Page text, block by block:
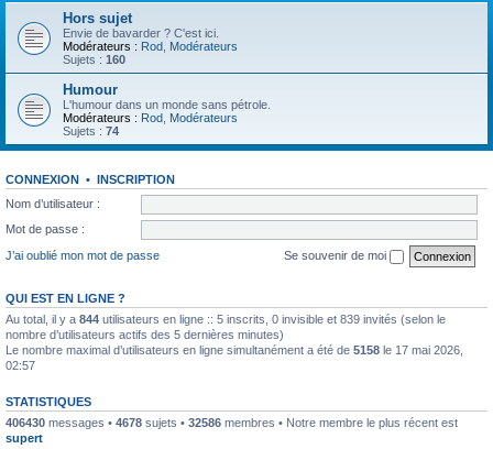
Hors sujet
Envie de bavarder ? C'est ici.
Modérateurs : Rod Modérateurs
Sujets : 160
Humour
L'humour dans un monde sans pétrole.
Modérateurs : Rod Modérateurs
Sujets : 74
CONNEXION • INSCRIPTION
Nom d’utilisateur :
Mot de passe :
J’ai oublié mon mot de passe
Se souvenir de moi
QUI EST EN LIGNE ?
Au total, il y a 844 utilisateurs en ligne :: 5 inscrits, 0 invisible et 839 invités (selon le
nombre d’utilisateurs actifs des 5 dernières minutes)
Le nombre maximal d’utilisateurs en ligne simultanément a été de 5158 le 17 mai 2026,
02:57
STATISTIQUES
406430 messages • 4678 sujets • 32586 membres • Notre membre le plus récent est
supert